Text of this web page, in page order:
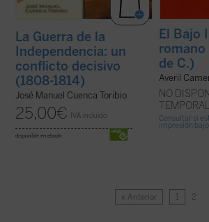
La Guerra de la
Independencia: un
conflicto decisivo
(1808-1814)
José Manuel Cuenca Toribio
25,00€ IVA incluido
disponible en ebook:
El Bajo
de C.)
Averil
NO
Consultar si
impresión
« Anterior 1 2